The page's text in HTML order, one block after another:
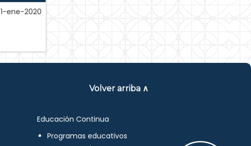
1-ene-2020
Volver arriba ∧
Educación Continua
Programas educativos